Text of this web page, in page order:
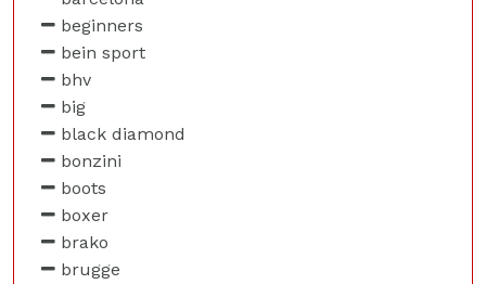
beginners
bein sport
bhv
big
black diamond
bonzini
boots
boxer
brako
brugge